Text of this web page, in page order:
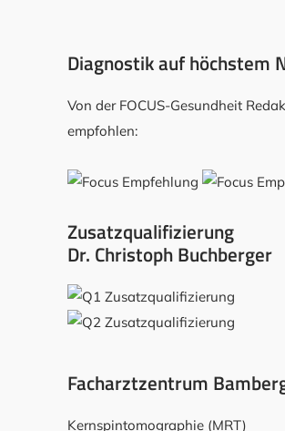
Diagnostik auf höchstem
Von der FOCUS-Gesundheit
empfohlen:
Zusatzqualifizierung
Dr. Christoph Buchberger
Facharztzentrum
Kernspintomographie (MRT)